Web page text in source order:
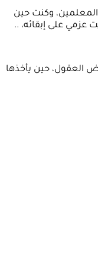
المعلمين، وكنت حين
على إبقائه، ..
العقول، حين يأخذها